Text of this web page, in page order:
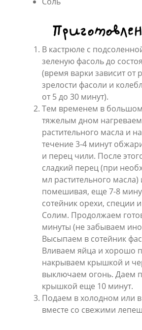
В кастрюле с
зеленую фасоль до
(время варки зависит от
зрелости фасоли и
от 5 до 30 минут).
Тем временем в большом
тяжелым дном
растительного масла и
течение 3-4 минут
и перец чили. После
сладкий перец (при
мл растительного
помешивая, еще 7-8
сотейник орехи, специи
Солим. Продолжаем
минуты (не забываем
Высыпаем в сотейник
Вливаем яйца и хорошо
накрываем крышкой и
выключаем огонь. Даем
крышкой еще 10 минут.
Подаем в холодном или
вместе со свежими